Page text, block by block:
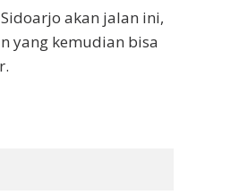
akan jalan ini,
yang kemudian bisa